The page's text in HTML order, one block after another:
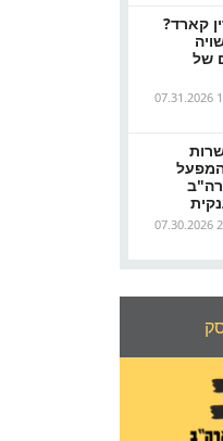
קארד?
של
07.31.2026
07.30.2026